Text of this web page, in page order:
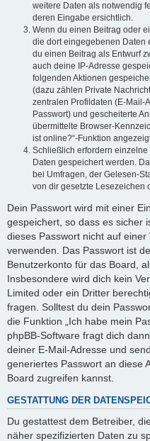
weitere Daten als notwendig
deren Eingabe ersichtlich.
Wenn du einen Beitrag oder
die dort eingegebenen Daten
du einen Beitrag als Entwurf
auch deine IP-Adresse
folgenden Aktionen
(dazu zählen Private
zentralen Profildaten (E-Mail-
Passwort) und gescheiterte
übermittelte Browser-
ist online?“-Funktion
Schließlich erfordern
Daten gespeichert werden.
bei Umfragen, der Gelesen-
von dir gesetzte Lesezeichen
Dein Passwort wird mit einer
gespeichert, so dass es sicher
dieses Passwort nicht auf
verwenden. Das Passwort ist
Benutzerkonto für das Board,
Insbesondere wird dich kein
Limited oder ein Dritter
fragen. Solltest du dein
die Funktion „Ich habe mein
phpBB-Software fragt dich
deiner E-Mail-Adresse und
generiertes Passwort an diese
Board zugreifen kannst.
GESTATTUNG DER
Du gestattest dem Betreiber,
näher spezifizierten Daten zu